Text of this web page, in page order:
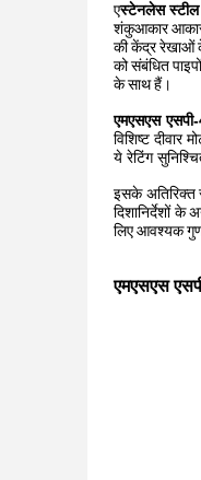
एस्टेनलेस
शंकुआकार आकार
की केंद्र रेखाओं
को संबंधित
के साथ हैं।
एमएसएस
विशिष्ट दीवार
ये रेटिंग
इसके अतिरिक्त
दिशानिर्देशों
लिए आवश्यक
एमएसएस